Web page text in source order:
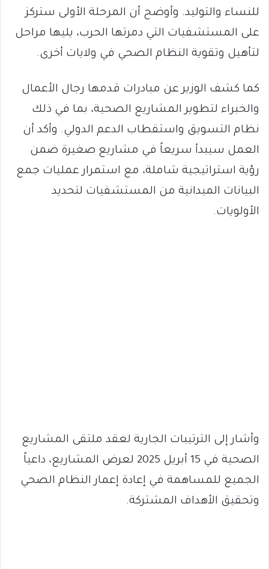
للنساء والتوليد. وأوضح أن المرحلة الأولى ستركز
على المستشفيات التي دمرتها الحرب، يليها مراحل
لتأهيل وتقوية النظام الصحي في ولايات أخرى.
كما كشف الوزير عن مبادرات قدمها رجال الأعمال
والخبراء لتطوير المشاريع الصحية، بما في ذلك
نظام التسويق واستقطاب الدعم الدولي. وأكد أن
العمل سيبدأ سريعاً في مشاريع صغيرة ضمن
رؤية استراتيجية شاملة، مع استمرار عمليات جمع
البيانات الميدانية من المستشفيات لتحديد
الأولويات.
وأشار إلى الترتيبات الجارية لعقد ملتقى المشاريع
الصحية في 15 أبريل 2025 لعرض المشاريع، داعياً
الجميع للمساهمة في إعادة إعمار النظام الصحي
وتحقيق الأهداف المشتركة.